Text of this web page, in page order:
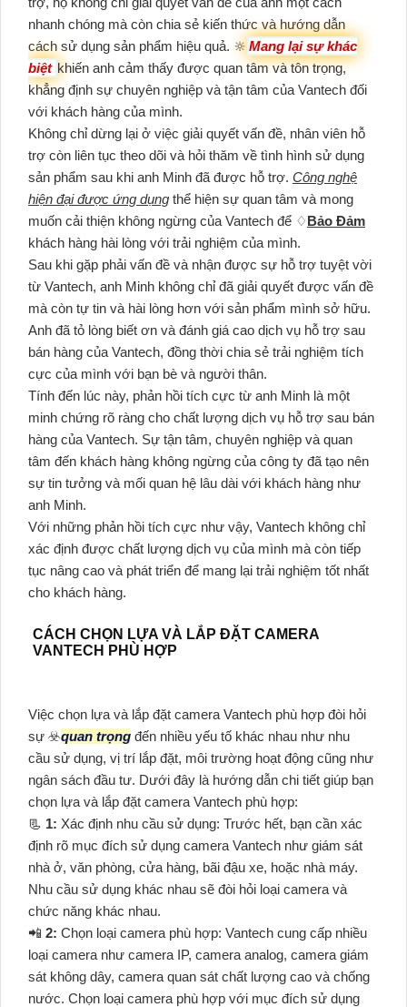
nhanh chóng mà còn chia sẻ kiến thức và hướng dẫn
cách sử dụng sản phẩm hiệu quả. 🔆 Mang lại sự khác
biệt khiến anh cảm thấy được quan tâm và tôn trọng,
khẳng định sự chuyên nghiệp và tận tâm của Vantech đối
với khách hàng của mình.
Không chỉ dừng lại ở việc giải quyết vấn đề, nhân viên hỗ
trợ còn liên tục theo dõi và hỏi thăm về tình hình sử dụng
sản phẩm sau khi anh Minh đã được hỗ trợ. Công nghệ
hiện đại được ứng dụng thể hiện sự quan tâm và mong
muốn cải thiện không ngừng của Vantech để ♢Bảo Đảm
khách hàng hài lòng với trải nghiệm của mình.
Sau khi gặp phải vấn đề và nhận được sự hỗ trợ tuyệt vời
từ Vantech, anh Minh không chỉ đã giải quyết được vấn đề
mà còn tự tin và hài lòng hơn với sản phẩm mình sở hữu.
Anh đã tỏ lòng biết ơn và đánh giá cao dịch vụ hỗ trợ sau
bán hàng của Vantech, đồng thời chia sẻ trải nghiệm tích
cực của mình với bạn bè và người thân.
Tính đến lúc này, phản hồi tích cực từ anh Minh là một
minh chứng rõ ràng cho chất lượng dịch vụ hỗ trợ sau bán
hàng của Vantech. Sự tận tâm, chuyên nghiệp và quan
tâm đến khách hàng không ngừng của công ty đã tạo nên
sự tin tưởng và mối quan hệ lâu dài với khách hàng như
anh Minh.
Với những phản hồi tích cực như vậy, Vantech không chỉ
xác định được chất lượng dịch vụ của mình mà còn tiếp
tục nâng cao và phát triển để mang lại trải nghiệm tốt nhất
cho khách hàng.
CÁCH CHỌN LỰA VÀ LẮP ĐẶT CAMERA
VANTECH PHÙ HỢP
Việc chọn lựa và lắp đặt camera Vantech phù hợp đòi hỏi
sự ☣️quan trọng đến nhiều yếu tố khác nhau như nhu
cầu sử dụng, vị trí lắp đặt, môi trường hoạt động cũng như
ngân sách đầu tư. Dưới đây là hướng dẫn chi tiết giúp bạn
chọn lựa và lắp đặt camera Vantech phù hợp:
📃 1: Xác định nhu cầu sử dụng: Trước hết, bạn cần xác
định rõ mục đích sử dụng camera Vantech như giám sát
nhà ở, văn phòng, cửa hàng, bãi đậu xe, hoặc nhà máy.
Nhu cầu sử dụng khác nhau sẽ đòi hỏi loại camera và
chức năng khác nhau.
📲 2: Chọn loại camera phù hợp: Vantech cung cấp nhiều
loại camera như camera IP, camera analog, camera giám
sát không dây, camera quan sát chất lượng cao và chống
nước. Chọn loại camera phù hợp với mục đích sử dụng